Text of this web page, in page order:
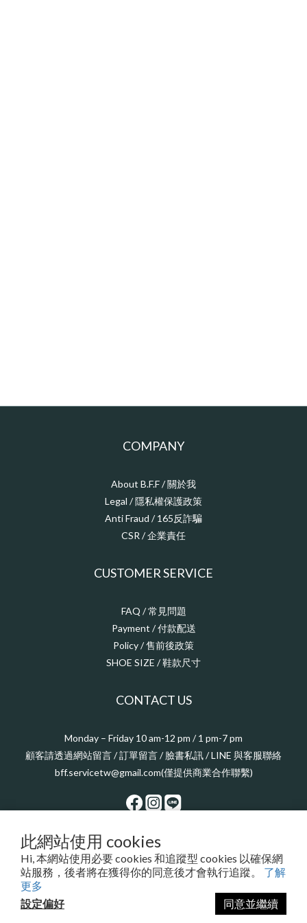
此網站使用 cookies
Hi, 本網站使用必要 cookies 和追蹤型 cookies 以確保網
站服務，後者將在獲得你的同意後才會執行追蹤。 了解
更多
設定偏好
同意並繼續
COMPANY
About B.F.F / 關於我
Legal / 隱私權保護政策
Anti Fraud / 165反詐騙
CSR / 企業責任
CUSTOMER SERVICE
FAQ / 常見問題
Payment / 付款配送
Policy / 售前後政策
SHOE SIZE / 鞋款尺寸
CONTACT US
Monday – Friday 10 am-12 pm / 1 pm-7 pm
顧客請透過網站留言 / 訂單留言 / 臉書私訊 / LINE 與客服聯絡
bff.servicetw@gmail.com(僅提供商業合作聯繫)
$ TWD 繁體中文